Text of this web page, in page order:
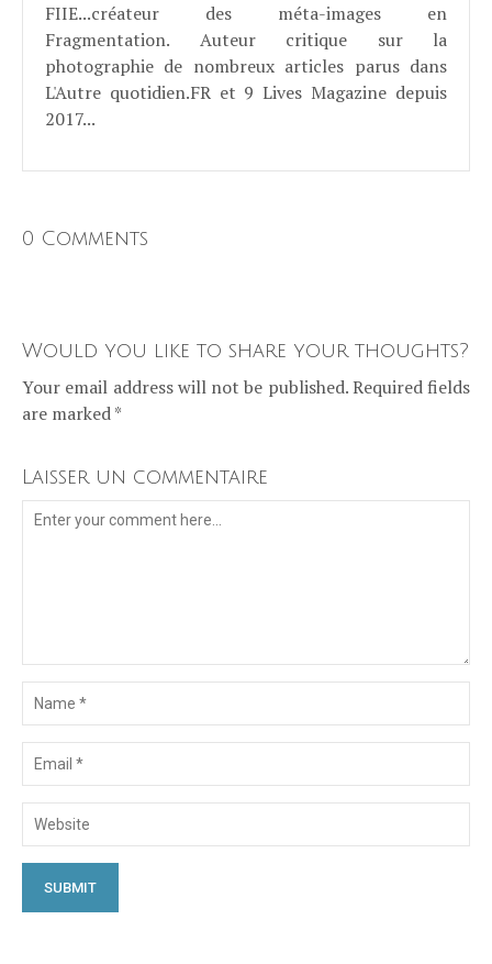
FIIE...créateur des méta-images en
Fragmentation. Auteur critique sur la
photographie de nombreux articles parus dans
L'Autre quotidien.FR et 9 Lives Magazine depuis
2017...
0 Comments
Would you like to share your thoughts?
Your email address will not be published. Required fields
are marked *
Laisser un commentaire